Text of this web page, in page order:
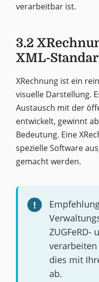
verarbeitbar ist.
3.2
XML-
XRechnung ist ein
visuelle Darstellung.
Austausch mit der
entwickelt, gewinnt
Bedeutung. Eine
spezielle Software
gemacht werden.
ZUGFeRD-
verarbeiten
dies mit
ab.